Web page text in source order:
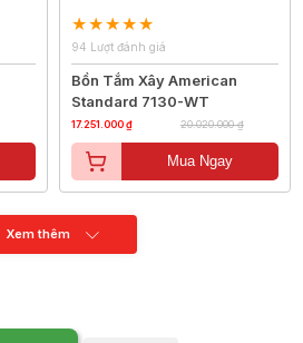
94 Lượt đánh giá
Bồn Tắm Xây American
Standard 7130-WT
17.251.000 ₫ 20.020.000 ₫
Mua Ngay
Xem thêm